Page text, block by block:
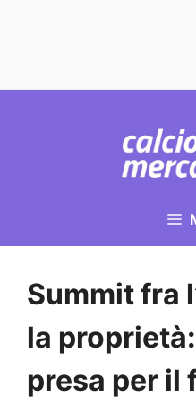
Summit fra
la
presa per il